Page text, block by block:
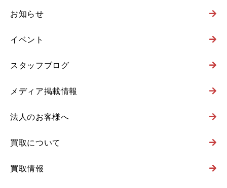
お知らせ
イベント
スタッフブログ
メディア掲載情報
法人のお客様へ
買取について
買取情報